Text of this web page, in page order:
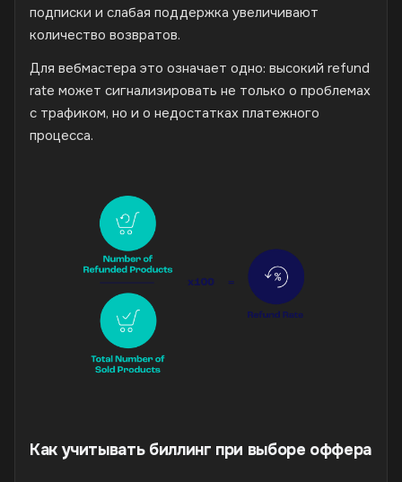
подписки и слабая поддержка увеличивают
количество возвратов.
Для вебмастера это означает одно: высокий refund
rate может сигнализировать не только о проблемах
с трафиком, но и о недостатках платежного
процесса.
Как учитывать биллинг при выборе оффера